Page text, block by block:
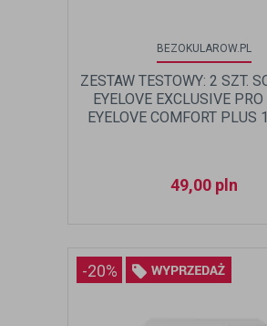
BEZOKULAROW.PL
ZESTAW TESTOWY: 2 SZT.
EYELOVE EXCLUSIVE
EYELOVE COMFORT PLUS
49,00 pln
-20%